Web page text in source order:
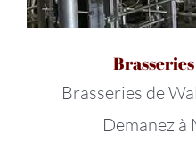
Brasseries de
Demanez à